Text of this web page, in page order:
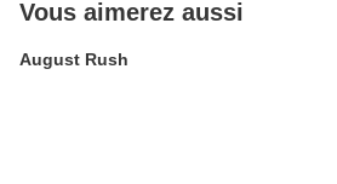
Vous aimerez aussi
August Rush